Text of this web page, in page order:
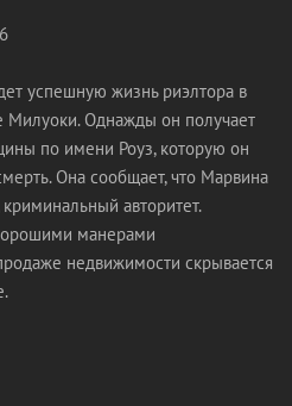
успешную жизнь риэлтора в
Милуоки. Однажды он получает
по имени Роуз, которую он
Она сообщает, что Марвина
авторитет.
манерами
недвижимости скрывается